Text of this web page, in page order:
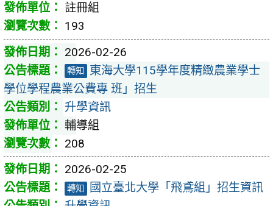
註冊組
193
2026-02-26
轉知
東海大學115學年度精緻農業學士
學位學程農業公費專 班」招生
升學資訊
輔導組
208
2026-02-25
轉知
國立臺北大學「飛鳶組」招生資訊